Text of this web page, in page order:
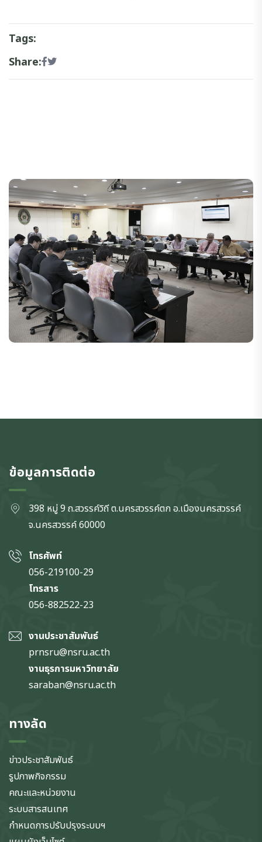
Tags:
Share:
ข้อมูลการติดต่อ
398 หมู่ 9 ถ.สวรรค์วิถี ต.นครสวรรค์ตก อ.เมืองนครสวรรค์
จ.นครสวรรค์60000
โทรศัพท์
056-219100-29
โทรสาร
056-882522-23
งานประชาสัมพันธ์
prnsru@nsru.ac.th
งานธุรการมหาวิทยาลัย
saraban@nsru.ac.th
ทางลัด
ข่าวประชาสัมพันธ์
รูปภาพกิจกรรม
คณะและหน่วยงาน
ระบบสารสนเทศ
กำหนดการปรับปรุงระบบฯ